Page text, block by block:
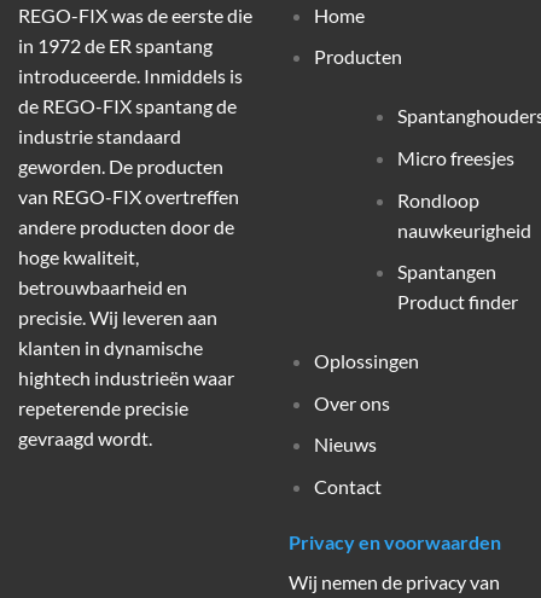
REGO-FIX was de eerste die
in 1972 de ER spantang
introduceerde. Inmiddels is
de REGO-FIX spantang de
industrie standaard
geworden. De producten
van REGO-FIX overtreffen
andere producten door de
hoge kwaliteit,
betrouwbaarheid en
precisie. Wij leveren aan
klanten in dynamische
hightech industrieën waar
repeterende precisie
gevraagd wordt.
Home
Producten
Micro freesjes
Rondloop
nauwkeurigheid
Spantangen
Product finder
Oplossingen
Over ons
Nieuws
Contact
Privacy en voorwaarden
Wij nemen de privacy van